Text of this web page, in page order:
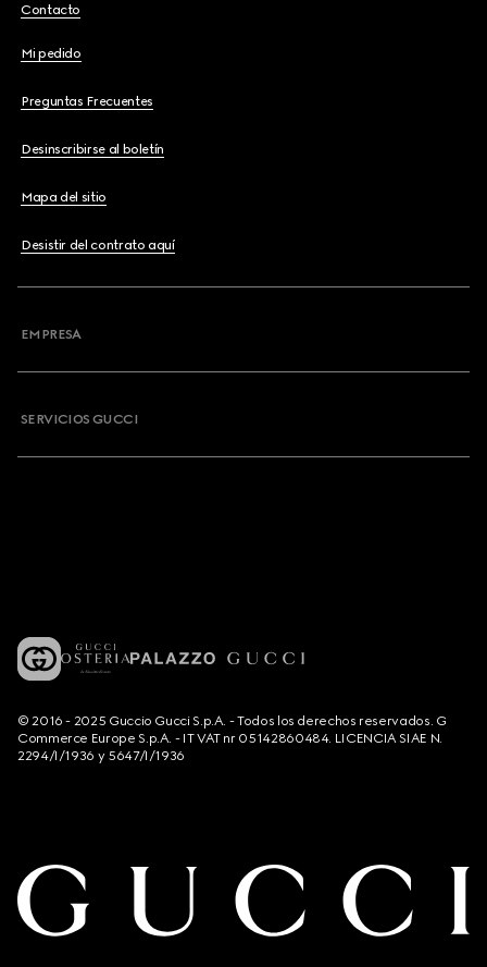
Contacto
Mi pedido
Preguntas Frecuentes
Desinscribirse al boletín
Mapa del sitio
Desistir del contrato aquí
EMPRESA
SERVICIOS GUCCI
© 2016 - 2025 Guccio Gucci S.p.A. - Todos los derechos reservados. G
Commerce Europe S.p.A. - IT VAT nr 05142860484. LICENCIA SIAE N.
2294/I/1936 y 5647/I/1936